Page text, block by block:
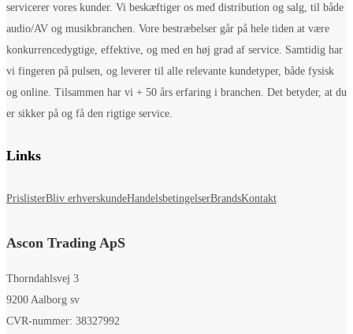
servicerer vores kunder. Vi beskæftiger os med distribution og salg, til både
audio/AV og musikbranchen. Vore bestræbelser går på hele tiden at være
konkurrencedygtige, effektive, og med en høj grad af service. Samtidig har
vi fingeren på pulsen, og leverer til alle relevante kundetyper, både fysisk
og online. Tilsammen har vi + 50 års erfaring i branchen. Det betyder, at du
er sikker på og få den rigtige service.
Links
PrislisterBliv erhverskundeHandelsbetingelserBrandsKontakt
Ascon Trading ApS
Thorndahlsvej 3
9200 Aalborg sv
CVR-nummer: 38327992